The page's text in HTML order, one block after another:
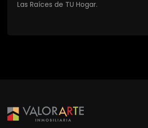
Las Raíces de TU Hogar.